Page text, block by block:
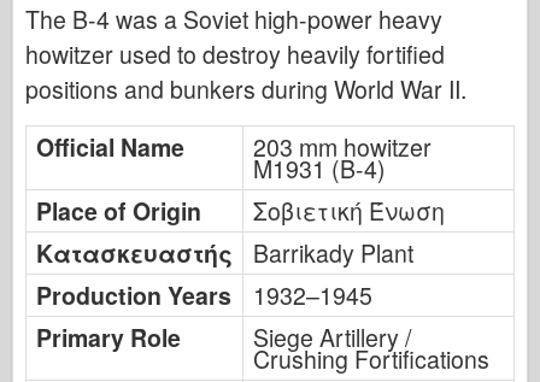
The B-4 was a Soviet high-power heavy
howitzer used to destroy heavily fortified
positions and bunkers during World War II.
Official Name
203 mm howitzer
M1931 (B-4)
Place of Origin
Σοβιετική Ένωση
Κατασκευαστής
Barrikady Plant
Production Years
1932–1945
Primary Role
Siege Artillery /
Crushing Fortifications